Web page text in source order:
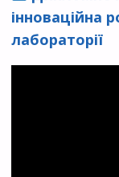
інноваційна
лабораторії